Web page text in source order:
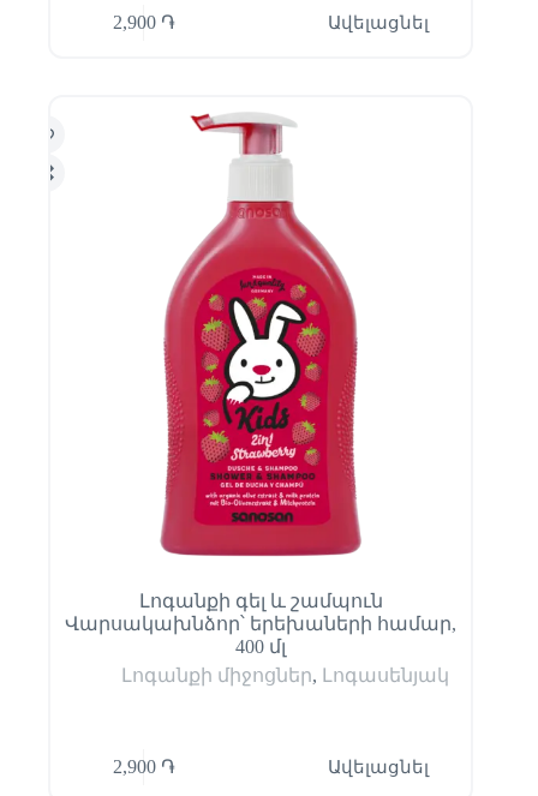
2,900 ֏ Ավելացնել
Լոգանքի գել և շամպուն
Վարսակախնձոր՝ երեխաների համար,
400 մլ
Լոգանքի միջոցներ, Լոգասենյակ
2,900 ֏ Ավելացնել